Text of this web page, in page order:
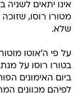
שלא.
על פי ה'אוטו
ביום האימונים
לפיהם מכוונים
לדברי המגזין,
וחזק יותר שכוונון